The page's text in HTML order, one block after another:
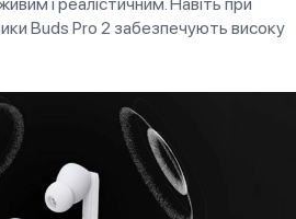
Buds Pro 2 забезпечують високу